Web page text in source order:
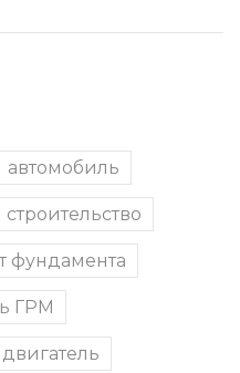
автомобиль
строительство
фундамента
ГРМ
двигатель